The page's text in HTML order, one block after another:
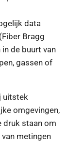
data
Bragg
de buurt van
gassen of
uitstek
omgevingen,
druk staan om
metingen